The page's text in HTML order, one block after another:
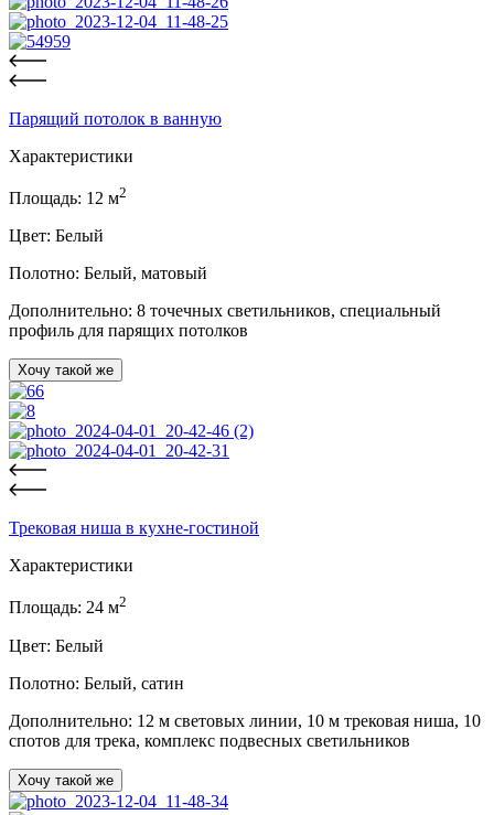
Парящий потолок в ванную
Характеристики
Площадь: 12 м2
Цвет: Белый
Полотно: Белый, матовый
Дополнительно: 8 точечных светильников, специальный
профиль для парящих потолков
Хочу такой же
Трековая ниша в кухне-гостиной
Характеристики
Площадь: 24 м2
Цвет: Белый
Полотно: Белый, сатин
Дополнительно: 12 м световых линии, 10 м трековая ниша, 10
спотов для трека, комплекс подвесных светильников
Хочу такой же